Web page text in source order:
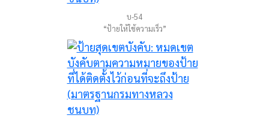
บ-54
“ป้ายให้ใช้ความเร็ว”